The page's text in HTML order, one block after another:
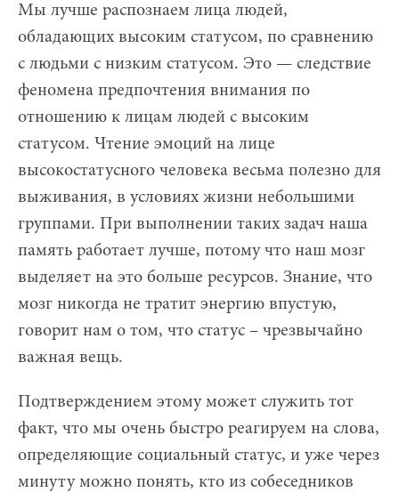
Мы лучше распознаем лица людей,
обладающих высоким статусом, по сравнению
с людьми с низким статусом. Это — следствие
феномена предпочтения внимания по
отношению к лицам людей с высоким
статусом. Чтение эмоций на лице
высокостатусного человека весьма полезно для
выживания, в условиях жизни небольшими
группами. При выполнении таких задач наша
память работает лучше, потому что наш мозг
выделяет на это больше ресурсов. Знание, что
мозг никогда не тратит энергию впустую,
говорит нам о том, что статус – чрезвычайно
важная вещь.
Подтверждением этому может служить тот
факт, что мы очень быстро реагируем на слова,
определяющие социальный статус, и уже через
минуту можно понять, кто из собеседников